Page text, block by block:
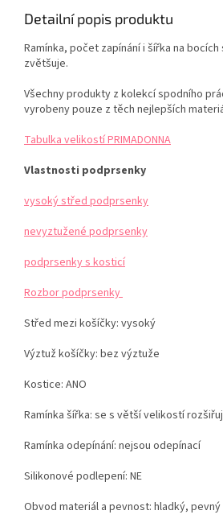
Detailní popis produktu
Ramínka, počet zapínání i šířka na
zvětšuje.
Všechny produkty z kolekcí spodního
vyrobeny pouze z těch nejlepších
Tabulka velikostí PRIMADONNA
Vlastnosti podprsenky
vysoký střed podprsenky
nevyztužené podprsenky
podprsenky s kosticí
Rozbor podprsenky
Střed mezi košíčky: vysoký
Výztuž košíčky: bez výztuže
Kostice: ANO
Ramínka šířka: se s větší velikostí
Ramínka odepínání: nejsou odepínací
Silikonové podlepení: NE
Obvod materiál a pevnost: hladký,